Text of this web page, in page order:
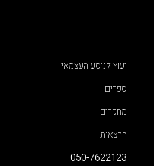
יעוץ לנוסע העצמאי
ספרים
מחקרים
הרצאות
050-7622123